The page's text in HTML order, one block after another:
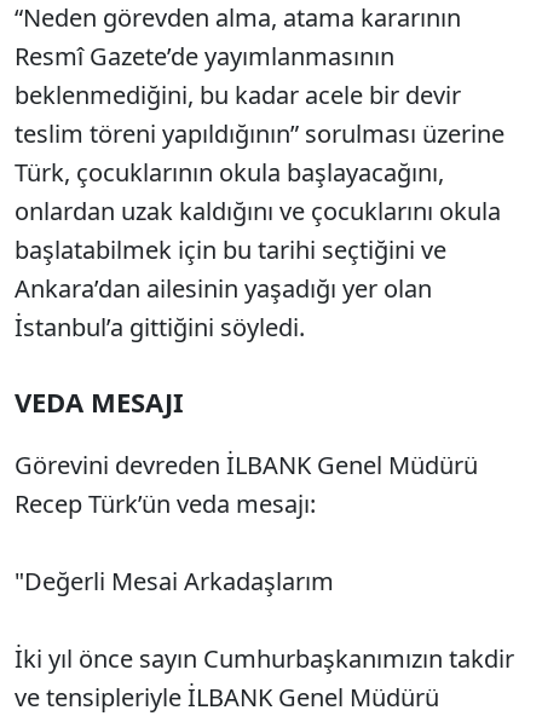
“Neden görevden alma, atama kararının
Resmî Gazete’de yayımlanmasının
beklenmediğini, bu kadar acele bir devir
teslim töreni yapıldığının” sorulması üzerine
Türk, çocuklarının okula başlayacağını,
onlardan uzak kaldığını ve çocuklarını okula
başlatabilmek için bu tarihi seçtiğini ve
Ankara’dan ailesinin yaşadığı yer olan
İstanbul’a gittiğini söyledi.
VEDA MESAJI
Görevini devreden İLBANK Genel Müdürü
Recep Türk’ün veda mesajı:
"Değerli Mesai Arkadaşlarım
İki yıl önce sayın Cumhurbaşkanımızın takdir
ve tensipleriyle İLBANK Genel Müdürü